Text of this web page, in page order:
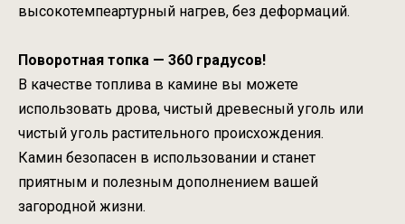
высокотемпеартурный нагрев, без деформаций.
Поворотная топка — 360 градусов!
В качестве топлива в камине вы можете
использовать дрова, чистый древесный уголь или
чистый уголь растительного происхождения.
Камин безопасен в использовании и станет
приятным и полезным дополнением вашей
загородной жизни.